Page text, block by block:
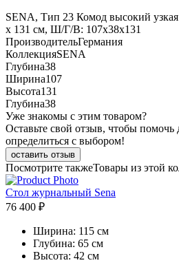
SENA, Тип 23 Комод высокий
x 131 см, Ш/Г/В: 107х38х131
ПроизводительГермания
КоллекцияSENA
Глубина38
Ширина107
Высота131
Глубина38
Уже знакомы с этим товаром?
Оставьте свой отзыв, чтобы помочь
определиться с выбором!
оставить отзыв
Посмотрите такжеТовары из этой
Стол журнальный Sena
76 400 ₽
Ширина: 115 см
Глубина: 65 см
Высота: 42 см